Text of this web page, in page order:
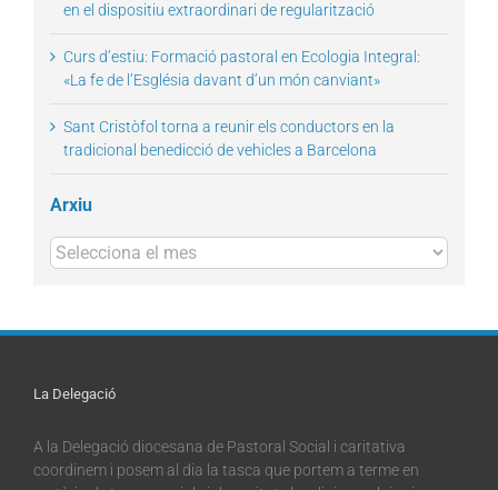
en el dispositiu extraordinari de regularització
Curs d’estiu: Formació pastoral en Ecologia Integral:
«La fe de l’Església davant d’un món canviant»
Sant Cristòfol torna a reunir els conductors en la
tradicional benedicció de vehicles a Barcelona
Arxiu
Arxius
La Delegació
A la Delegació diocesana de Pastoral Social i caritativa
coordinem i posem al dia la tasca que portem a terme en